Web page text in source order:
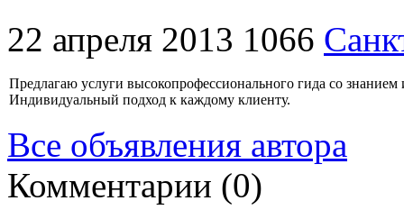
22 апреля 2013 1066
Предлагаю услуги высокопрофессионального гида со
Индивидуальный подход к каждому клиенту.
Все объявления автора
Комментарии (0)